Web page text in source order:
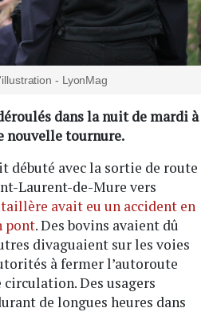
- LyonMag
dans la nuit de mardi à
nouvelle tournure.
débuté avec la sortie de route
Laurent-de-Mure vers
avait eu un accident en
pont. Des bovins avaient dû
divaguaient sur les voies
à fermer l’autoroute
circulation. Des usagers
de longues heures dans